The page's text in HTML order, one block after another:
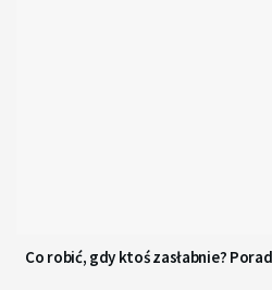
Co robić, gdy ktoś zasłabnie?